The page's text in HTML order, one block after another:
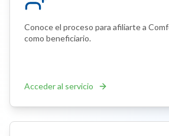
Conoce el proceso para afiliarte a
como beneficiario.
Acceder al servicio